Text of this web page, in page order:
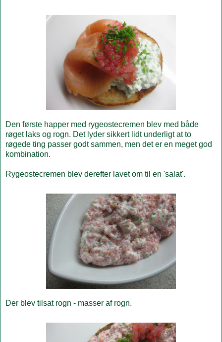
Den første happer med rygeostecremen blev med både
røget laks og rogn. Det lyder sikkert lidt underligt at to
røgede ting passer godt sammen, men det er en meget god
kombination.
Rygeostecremen blev derefter lavet om til en 'salat'.
Der blev tilsat rogn - masser af rogn.